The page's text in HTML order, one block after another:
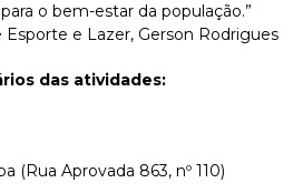
o bem-estar da população.”
e Lazer, Gerson Rodrigues
das atividades:
(Rua Aprovada 863, nº 110)